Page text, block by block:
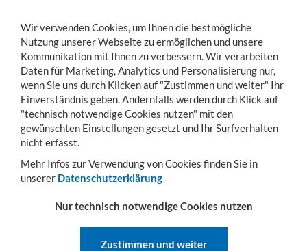
Toggle
navigation
MENÜ KONTO WARENKORB
Sie sind hier: Transportwagen Rollbehälter
ROLLBEHÄLTER MIT
STAHLROLLPALETTE 710 X 800
MM 2SEITIG MIT STAHLBODEN
Wir verwenden Cookies, um Ihnen die bestmögliche
Nutzung unserer Webseite zu ermöglichen und unsere
Kommunikation mit Ihnen zu verbessern. Wir verarbeiten
Daten für Marketing, Analytics und Personalisierung nur,
wenn Sie uns durch Klicken auf "Zustimmen und weiter" Ihr
Einverständnis geben. Andernfalls werden durch Klick auf
"technisch notwendige Cookies nutzen" mit den
gewünschten Einstellungen gesetzt und Ihr Surfverhalten
nicht erfasst.
Mehr Infos zur Verwendung von Cookies finden Sie in
unserer Datenschutzerklärung
Nur technisch notwendige Cookies nutzen
Zustimmen und weiter